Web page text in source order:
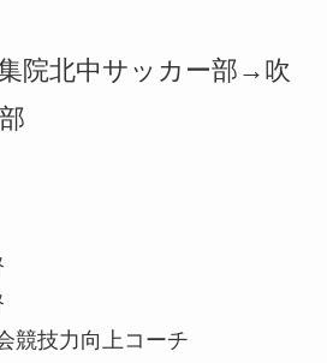
院北中サッカー部→吹
競技力向上コーチ